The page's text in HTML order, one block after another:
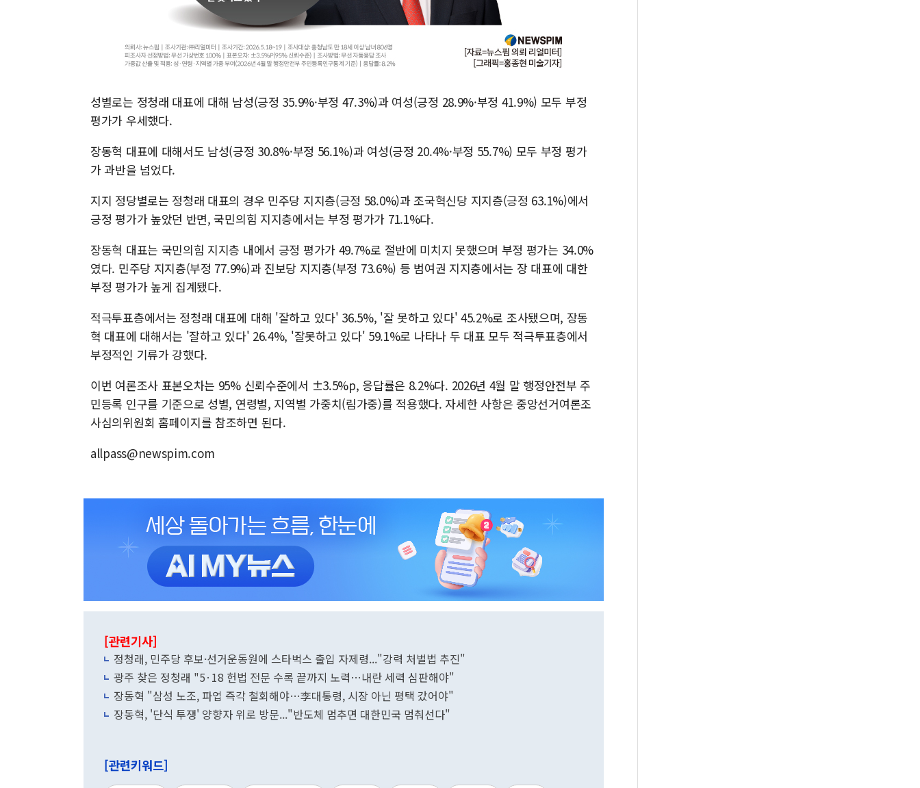
성별로는 정청래 대표에 대해 남성(긍정 35.9%·부정 47.3%)과 여성(긍정 28.9%·부정 41.9%) 모두 부정
평가가 우세했다.
장동혁 대표에 대해서도 남성(긍정 30.8%·부정 56.1%)과 여성(긍정 20.4%·부정 55.7%) 모두 부정 평가
가 과반을 넘었다.
지지 정당별로는 정청래 대표의 경우 민주당 지지층(긍정 58.0%)과 조국혁신당 지지층(긍정 63.1%)에서
긍정 평가가 높았던 반면, 국민의힘 지지층에서는 부정 평가가 71.1%다.
장동혁 대표는 국민의힘 지지층 내에서 긍정 평가가 49.7%로 절반에 미치지 못했으며 부정 평가는 34.0%
였다. 민주당 지지층(부정 77.9%)과 진보당 지지층(부정 73.6%) 등 범여권 지지층에서는 장 대표에 대한
부정 평가가 높게 집계됐다.
적극투표층에서는 정청래 대표에 대해 '잘하고 있다' 36.5%, '잘 못하고 있다' 45.2%로 조사됐으며, 장동
혁 대표에 대해서는 '잘하고 있다' 26.4%, '잘못하고 있다' 59.1%로 나타나 두 대표 모두 적극투표층에서
부정적인 기류가 강했다.
이번 여론조사 표본오차는 95% 신뢰수준에서 ±3.5%p, 응답률은 8.2%다. 2026년 4월 말 행정안전부 주
민등록 인구를 기준으로 성별, 연령별, 지역별 가중치(림가중)를 적용했다. 자세한 사항은 중앙선거여론조
사심의위원회 홈페이지를 참조하면 된다.
allpass@newspim.com
[관련기사]
정청래, 민주당 후보·선거운동원에 스타벅스 출입 자제령..."강력 처벌법 추진"
광주 찾은 정청래 "5·18 헌법 전문 수록 끝까지 노력…내란 세력 심판해야"
장동혁 "삼성 노조, 파업 즉각 철회해야…李대통령, 시장 아닌 평택 갔어야"
장동혁, '단식 투쟁' 양향자 위로 방문..."반도체 멈추면 대한민국 멈춰선다"
[관련키워드]